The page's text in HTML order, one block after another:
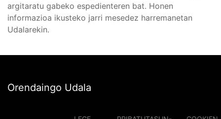
argitaratu gabeko espedienteren bat. Honen
informazioa ikusteko jarri mesedez harremanetan
Udalarekin.
Orendaingo Udala